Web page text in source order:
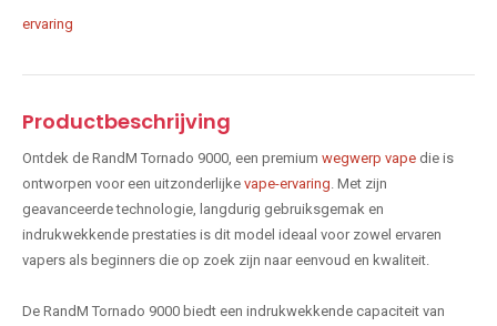
ervaring
Productbeschrijving
Ontdek de RandM Tornado 9000, een premium wegwerp vape die is
ontworpen voor een uitzonderlijke vape-ervaring . Met zijn
geavanceerde technologie, langdurig gebruiksgemak en
indrukwekkende prestaties is dit model ideaal voor zowel ervaren
vapers als beginners die op zoek zijn naar eenvoud en kwaliteit.
De RandM Tornado 9000 biedt een indrukwekkende capaciteit van